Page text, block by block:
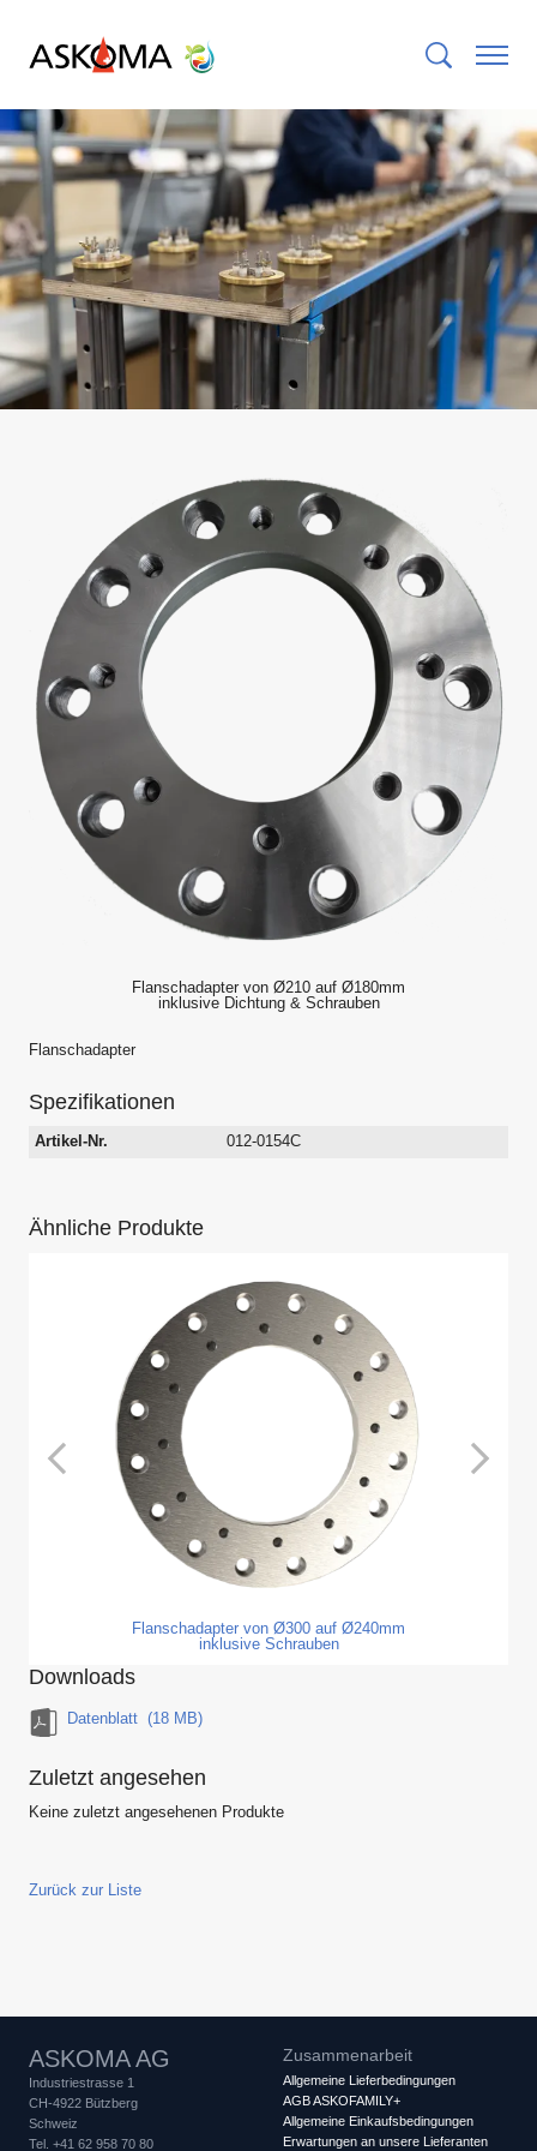
Flanschadapter von Ø210 auf Ø180mm
inklusive Dichtung & Schrauben
Flanschadapter
Spezifikationen
Artikel-Nr. 012-0154C
Ähnliche Produkte
Flanschadapter von Ø300 auf Ø240mm
inklusive Schrauben
Downloads
Datenblatt (18 MB)
Zuletzt angesehen
Keine zuletzt angesehenen Produkte
Zurück zur Liste
ASKOMA AG
Industriestrasse 1
CH-4922 Bützberg
Schweiz
Tel. +41 62 958 70 80
Zusammenarbeit
Allgemeine Lieferbedingungen
AGB ASKOFAMILY+
Allgemeine Einkaufsbedingungen
Erwartungen an unsere Lieferanten